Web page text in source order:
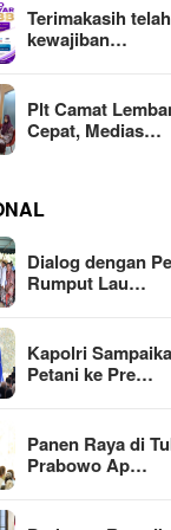
Terimakasih
kewajiban…
Plt Camat
Cepat, Medias…
Dialog dengan
Rumput Lau…
Kapolri
Petani ke Pre…
Panen Raya di
Prabowo Ap…